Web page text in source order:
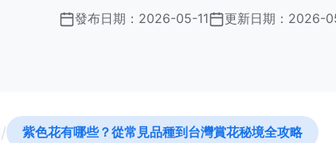
發布日期： 2026-05-11 更新日期： 2026-
/ 紫色花有哪些？從常見品種到台灣賞花秘境全攻略